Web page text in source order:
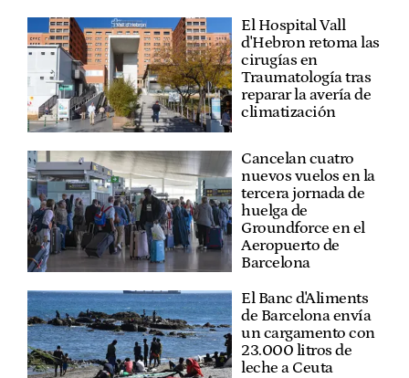
El Hospital Vall
d'Hebron retoma las
cirugías en
Traumatología tras
reparar la avería de
climatización
Cancelan cuatro
nuevos vuelos en la
tercera jornada de
huelga de
Groundforce en el
Aeropuerto de
Barcelona
El Banc d'Aliments
de Barcelona envía
un cargamento con
23.000 litros de
leche a Ceuta